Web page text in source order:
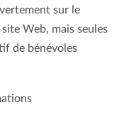
sur le
Web, mais seules
de bénévoles